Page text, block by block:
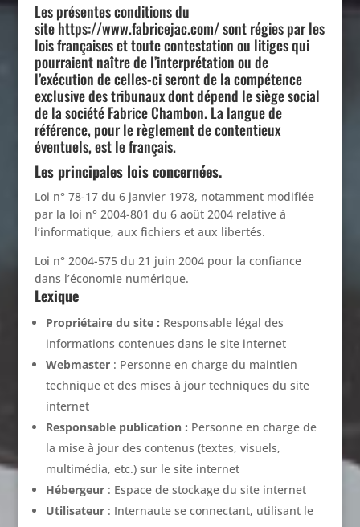
Les présentes conditions du
sitehttps://www.fabricejac.com/sont régies par les
lois françaises et toute contestation ou litiges qui
pourraient naître de l’interprétation ou de
l’exécution de celles-ci seront de la compétence
exclusive des tribunaux dont dépend le siège social
de la société Fabrice Chambon. La langue de
référence, pour le règlement de contentieux
éventuels, est le français.
Les principales lois concernées.
Loi n° 78-17 du 6 janvier 1978, notamment modifiée
par la loi n° 2004-801 du 6 août 2004 relative à
l’informatique, aux fichiers et aux libertés.
Loi n° 2004-575 du 21 juin 2004 pour la confiance
dans l’économie numérique.
Lexique
Propriétaire du site : Responsable légal des
informations contenues dans le site internet
Webmaster: Personne en charge du maintien
technique et des mises à jour techniques du site
internet
Responsable publication : Personne en charge de
la mise à jour des contenus (textes, visuels,
multimédia, etc.) sur le site internet
Hébergeur: Espace de stockage du site internet
Utilisateur: Internaute se connectant, utilisant le